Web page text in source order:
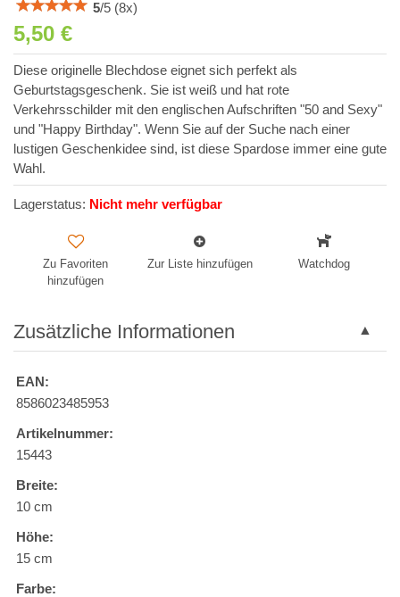
5/5 (8x)
5,50 €
Diese originelle Blechdose eignet sich perfekt als
Geburtstagsgeschenk. Sie ist weiß und hat rote
Verkehrsschilder mit den englischen Aufschriften "50 and Sexy"
und "Happy Birthday". Wenn Sie auf der Suche nach einer
lustigen Geschenkidee sind, ist diese Spardose immer eine gute
Wahl.
Lagerstatus: Nicht mehr verfügbar
Zu Favoriten
hinzufügen
Zur Liste hinzufügen Watchdog
Zusätzliche Informationen
EAN:
8586023485953
Artikelnummer:
15443
Breite:
10 cm
Höhe:
15 cm
Farbe: